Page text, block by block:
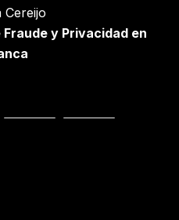
Cereijo
y Privacidad en
IT & Business
Analyst en GHI Smart
Seco
Construccion